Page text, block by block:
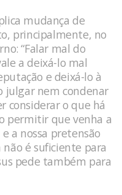
mudança de
principalmente, no
“Falar mal do
a deixá-lo mal
e deixá-lo à
julgar nem condenar
considerar o que há
permitir que venha a
a nossa pretensão
é suficiente para
pede também para